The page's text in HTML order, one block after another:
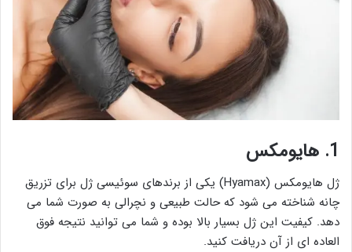
1. هایومکس
ژل هایومکس (Hyamax) یکی از برندهای سوئیسی ژل برای تزریق
چانه شناخته می شود که حالت طبیعی و نچرالی به صورت شما می
دهد. کیفیت این ژل بسیار بالا بوده و شما می توانید نتیجه فوق
العاده ای از آن دریافت کنید.